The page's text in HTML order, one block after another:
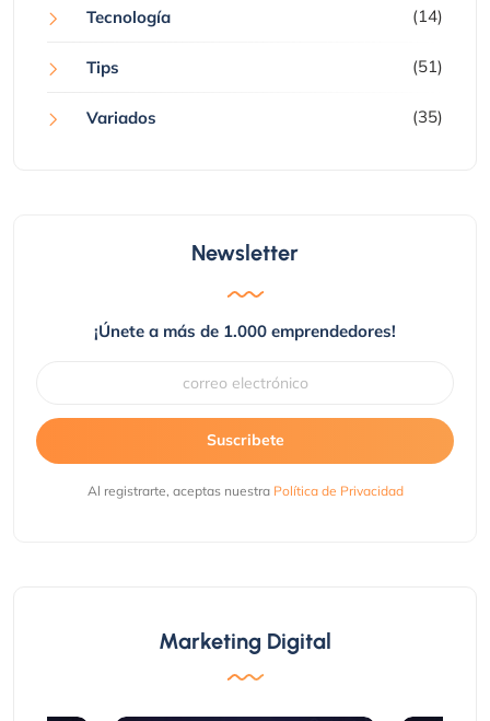
Tecnología (14)
Tips (51)
Variados (35)
Newsletter
¡Únete a más de 1.000 emprendedores!
Suscribete
Al registrarte, aceptas nuestra Política de Privacidad
Marketing Digital